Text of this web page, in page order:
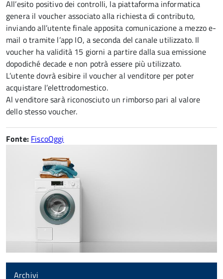
All’esito positivo dei controlli, la piattaforma informatica
genera il voucher associato alla richiesta di contributo,
inviando all’utente finale apposita comunicazione a mezzo e-
mail o tramite l’app IO, a seconda del canale utilizzato. Il
voucher ha validità 15 giorni a partire dalla sua emissione
dopodiché decade e non potrà essere più utilizzato.
L’utente dovrà esibire il voucher al venditore per poter
acquistare l’elettrodomestico.
Al venditore sarà riconosciuto un rimborso pari al valore
dello stesso voucher.
Fonte: FiscoOggi
Archivi